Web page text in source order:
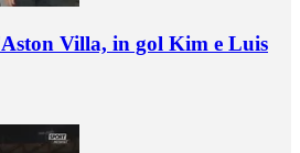
Villa, in gol Kim e Luis